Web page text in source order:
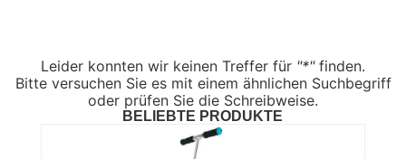
Leider konnten wir keinen Treffer für "*"finden.
Bitte versuchen Sie es mit einem ähnlichen Suchbegriff
oder prüfen Sie die Schreibweise.
BELIEBTE PRODUKTE